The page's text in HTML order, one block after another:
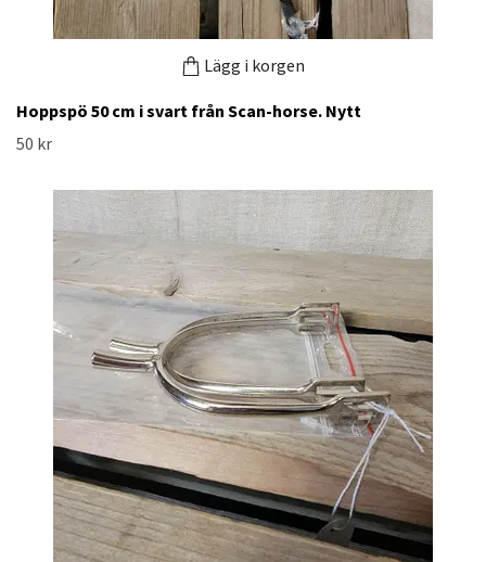
Lägg i korgen
Hoppspö 50 cm i svart från Scan-horse. Nytt
50 kr